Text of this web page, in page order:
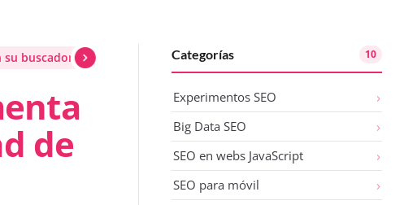
buscador la visibilidad de webs con versiones AMP
de
Categorías 10
Experimentos SEO
Big Data SEO
SEO en webs JavaScript
SEO para móvil